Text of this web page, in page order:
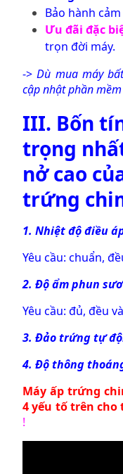
Bảo hành
Ưu đãi đặc
trọn đời máy.
->Dù mua máy
cập nhật phần
III. Bốn
trọng
nở cao
trứng
1. Nhiệt độ điều
Yêu cầu: chuẩn,
2. Độ ẩm phun
Yêu cầu: đủ, đều
3. Đảo trứng tự
4. Độ thông
Máy ấp trứng
4 yếu tố trên cho
!